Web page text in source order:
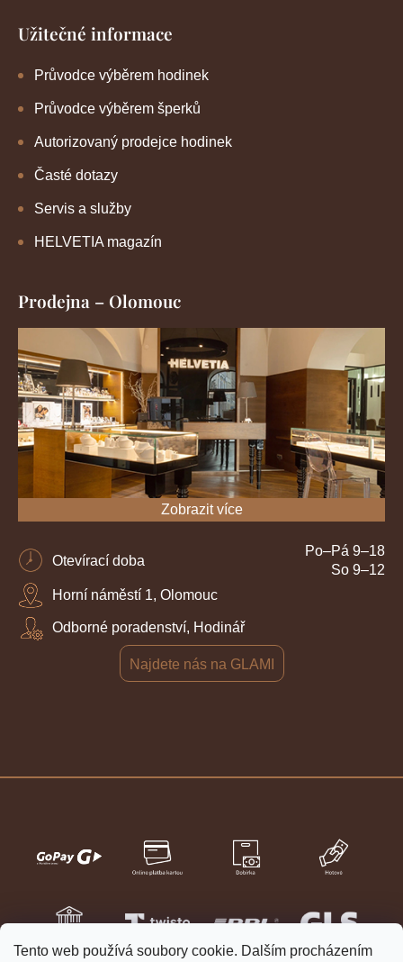
Tento web používá soubory cookie. Dalším procházením
Užitečné informace
Průvodce výběrem hodinek
Průvodce výběrem šperků
Autorizovaný prodejce hodinek
Časté dotazy
Servis a služby
HELVETIA magazín
Prodejna – Olomouc
Zobrazit více
Otevírací doba
Po–Pá 9–18
So 9–12
Horní náměstí 1, Olomouc
Odborné poradenství, Hodinář
Najdete nás na GLAMI